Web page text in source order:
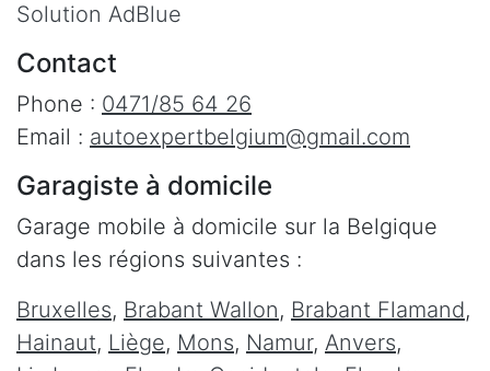
Solution AdBlue
Contact
Phone : 0471/85 64 26
Email : autoexpertbelgium@gmail.com
Garagiste à domicile
Garage mobile à domicile sur la Belgique
dans les régions suivantes :
Bruxelles, Brabant Wallon, Brabant Flamand,
Hainaut, Liège, Mons, Namur, Anvers,